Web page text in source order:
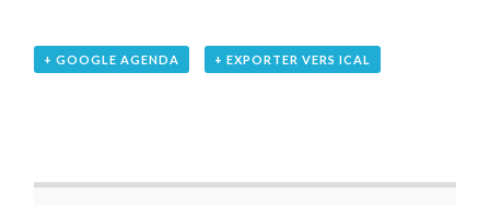
+ GOOGLE AGENDA + EXPORTER VERS ICAL